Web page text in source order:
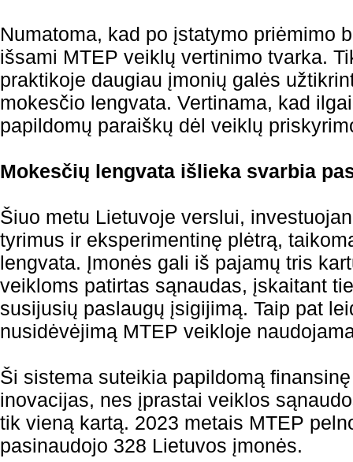
Numatoma, kad po įstatymo priėmimo
išsami MTEP veiklų vertinimo tvarka.
praktikoje daugiau įmonių galės
mokesčio lengvata. Vertinama, kad
papildomų paraiškų dėl veiklų
Mokesčių lengvata išlieka svarbia
Šiuo metu Lietuvoje verslui,
tyrimus ir eksperimentinę plėtrą,
lengvata. Įmonės gali iš pajamų tris
veikloms patirtas sąnaudas, įskaitant
susijusių paslaugų įsigijimą. Taip pat
nusidėvėjimą MTEP veikloje
Ši sistema suteikia papildomą
inovacijas, nes įprastai veiklos
tik vieną kartą. 2023 metais MTEP
pasinaudojo 328 Lietuvos įmonės.